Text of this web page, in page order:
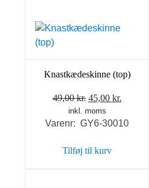
Knastkædeskinne (top)
49,00kr. Den
oprindelige
pris
49,00 kr..
45,00 kr.
pris
inkl. moms
Varenr: GY6-30010
Tilføj til kurv